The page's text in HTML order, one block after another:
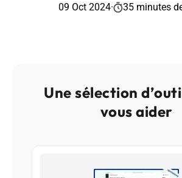
09 Oct 2024· 35 minutes
Une sélection
vous aider